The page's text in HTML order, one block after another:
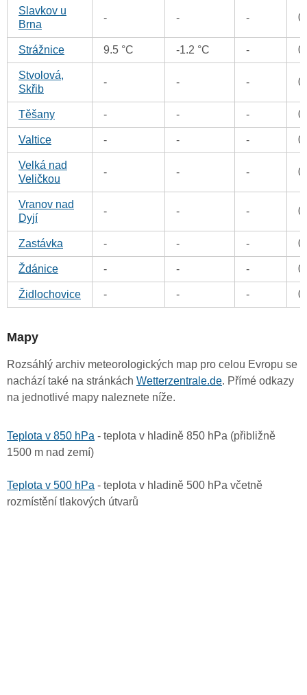
Slavkov u
Brna
- - - 0
Strážnice 9.5 °C -1.2 °C - 0
Stvolová,
Skřib
- - - 0
Těšany - - - 0
Valtice - - - 0
Velká nad
Veličkou
- - - 0
Vranov nad
Dyjí
- - - 0
Zastávka - - - 0
Ždánice - - - 0
Židlochovice - - - 0
Mapy
Rozsáhlý archiv meteorologických map pro celou Evropu se
nachází také na stránkách Wetterzentrale.de. Přímé odkazy
na jednotlivé mapy naleznete níže.
Teplota v 850 hPa - teplota v hladině 850 hPa (přibližně
1500 m nad zemí)
Teplota v 500 hPa - teplota v hladině 500 hPa včetně
rozmístění tlakových útvarů